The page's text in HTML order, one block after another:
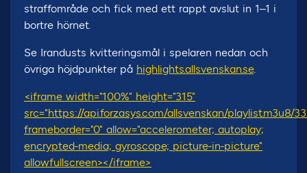
straffområde och fick med ett rappt avslut in 1–1 i
bortre hörnet.
Se Irandusts kvitteringsmål i spelaren nedan och
övriga höjdpunkter på highlights.allsvenskan.se.
<iframe width="100%" height="315"
src="https://api.forzasys.com/allsvenskan/playlist.m3u8/
frameborder="0" allow="accelerometer; autoplay;
encrypted-media; gyroscope; picture-in-picture"
allowfullscreen></iframe>